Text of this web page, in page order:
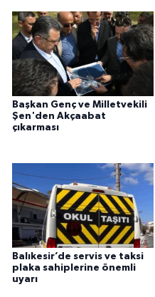
Başkan Genç ve Milletvekili
Şen'den Akçaabat
çıkarması
Balıkesir’de servis ve taksi
plaka sahiplerine önemli
uyarı